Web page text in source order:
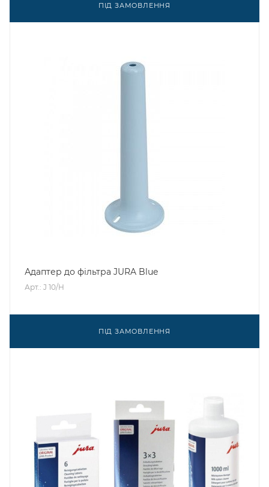
ПІД ЗАМОВЛЕННЯ
Адаптер до фільтра JURA Blue
Арт.: J 10/H
ПІД ЗАМОВЛЕННЯ